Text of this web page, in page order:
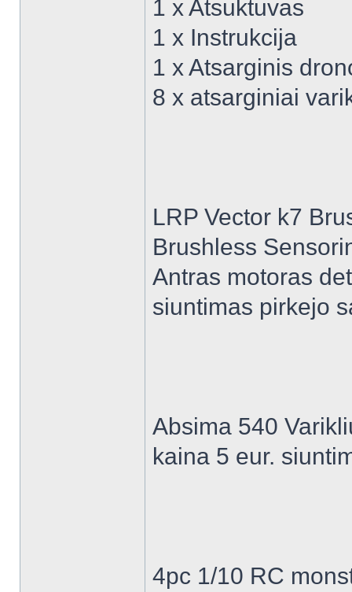
1 x Atsuktuvas
1 x Instrukcija
1 x Atsarginis
8 x atsarginiai
LRP Vector k7
Brushless
Antras motoras
siuntimas pirkejo
Absima 540
kaina 5 eur.
4pc 1/10 RC